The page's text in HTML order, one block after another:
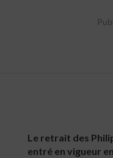
Le retrait des
entré en vigueur